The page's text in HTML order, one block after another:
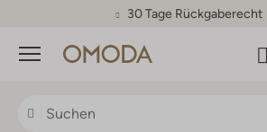
30 Tage Rückgaberecht
Menü